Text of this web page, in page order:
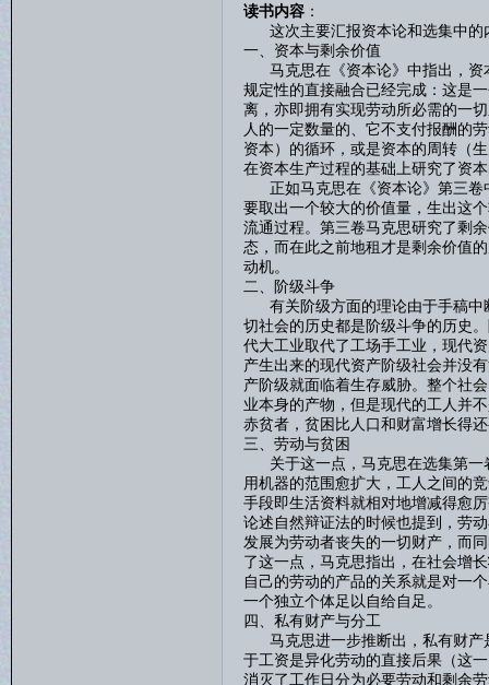
读书内容：
这次主要汇报资本论和选集中的
一、资本与剩余价值
马克思在《资本论》中指出，资
规定性的直接融合已经完成：这是
离，亦即拥有实现劳动所必需的一
人的一定数量的、它不支付报酬的
资本）的循环，或是资本的周转（
在资本生产过程的基础上研究了资
正如马克思在《资本论》第三卷
要取出一个较大的价值量，生出这
流通过程。第三卷马克思研究了剩
态，而在此之前地租才是剩余价值
动机。
二、阶级斗争
有关阶级方面的理论由于手稿中
切社会的历史都是阶级斗争的历史
代大工业取代了工场手工业，现代
产生出来的现代资产阶级社会并没
产阶级就面临着生存威胁。整个社
业本身的产物，但是现代的工人并
赤贫者，贫困比人口和财富增长得
三、劳动与贫困
关于这一点，马克思在选集第一
用机器的范围愈扩大，工人之间的
手段即生活资料就相对地增减得愈
论述自然辩证法的时候也提到，劳
发展为劳动者丧失的一切财产，而
了这一点，马克思指出，在社会增
自己的劳动的产品的关系就是对一
一个独立个体足以自给自足。
四、私有财产与分工
马克思进一步推断出，私有财产
于工资是异化劳动的直接后果（这
消灭了工作日分为必要劳动和剩余